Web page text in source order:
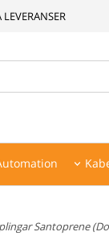
Santoprene